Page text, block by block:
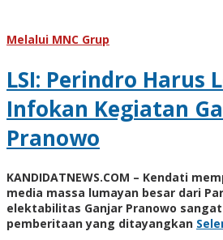
Melalui MNC Grup
LSI: Perindro Harus
Infokan Kegiatan
Pranowo
KANDIDATNEWS.COM – Kendati
media massa lumayan besar dari
elektabilitas Ganjar Pranowo
pemberitaan yang ditayangkan